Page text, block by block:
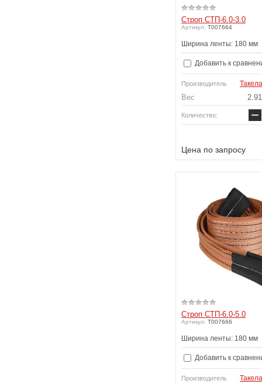
Строп СТП-6.0-3.0
Артикул: T007664
Ширина ленты: 180 мм
Добавить к
Производитель
Вес
Количество: −
Цена по запросу
Строп СТП-6.0-5.0
Артикул: T007666
Ширина ленты: 180 мм
Добавить к
Производитель